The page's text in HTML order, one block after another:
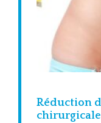
Réduction